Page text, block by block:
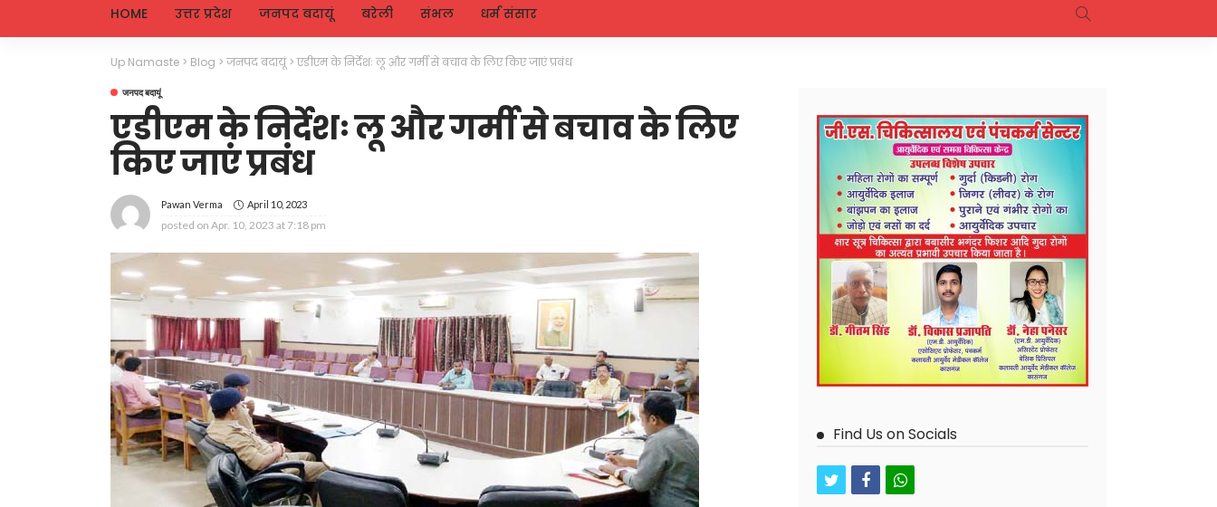
HOME उत्तर प्रदेश जनपद बदायूं बरेली संभल धर्म संसार
Up Namaste > Blog > जनपद बदायूं>एडीएम के निर्देशः लू और गर्मी से बचाव के लिए किए जाएं प्रबंध
जनपद बदायूं
एडीएम के निर्देशः लू और गर्मी से बचाव के लिए
किए जाएं प्रबंध
Pawan Verma April 10, 2023
posted on Apr. 10, 2023 at 7:18 pm
Find Us on Socials
twitterfacebookwhatsapp